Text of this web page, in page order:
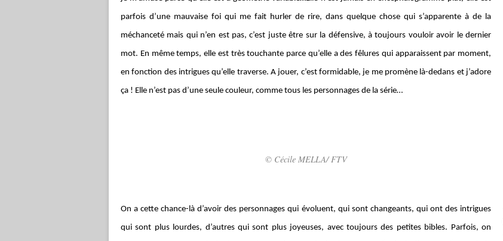
parfois d’une mauvaise foi qui me fait hurler de rire, dans quelque chose qui s’apparente à de la
méchanceté mais qui n’en est pas, c’est juste être sur la défensive, à toujours vouloir avoir le dernier
mot. En même temps, elle est très touchante parce qu’elle a des fêlures qui apparaissent par moment,
en fonction des intrigues qu’elle traverse. A jouer, c’est formidable, je me promène là-dedans et j’adore
ça ! Elle n’est pas d’une seule couleur, comme tous les personnages de la série…
© Cécile MELLA/ FTV
On a cette chance-là d’avoir des personnages qui évoluent, qui sont changeants, qui ont des intrigues
qui sont plus lourdes, d’autres qui sont plus joyeuses, avec toujours des petites bibles. Parfois, on